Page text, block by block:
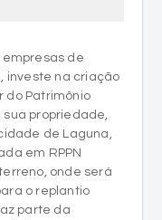
propriedade,
de Laguna,
em RPPN
onde será
o replantio
parte da
do País.
total, será